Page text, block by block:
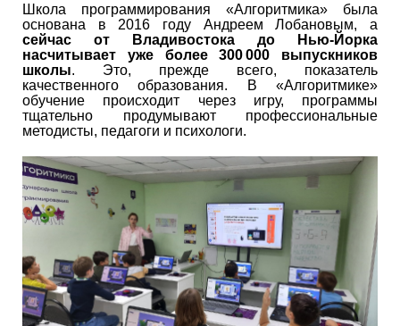
Школа программирования «Алгоритмика» была
основана в 2016 году Андреем Лобановым, а
сейчас от Владивостока до Нью-Йорка
насчитывает уже более 300 000 выпускников
школы. Это, прежде всего, показатель
качественного образования. В «Алгоритмике»
обучение происходит через игру, программы
тщательно продумывают профессиональные
методисты, педагоги и психологи.